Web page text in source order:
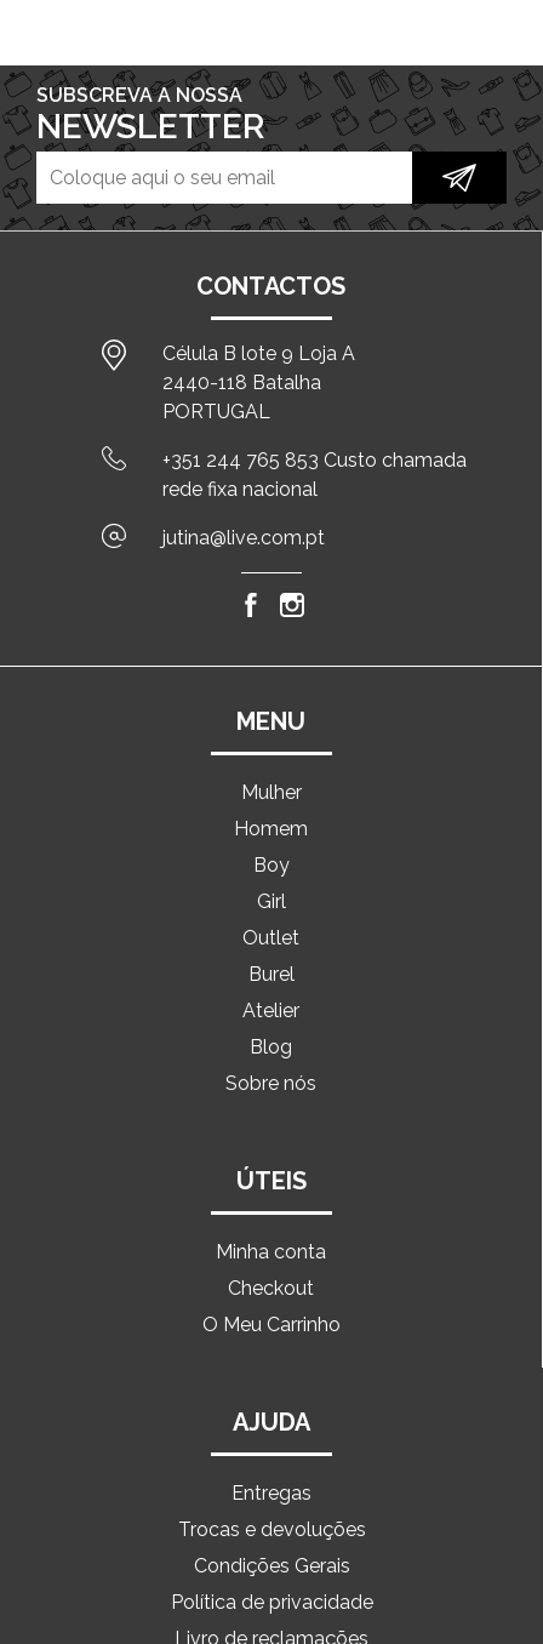
SUBSCREVA A NOSSA
NEWSLETTER
CONTACTOS
Célula B lote 9 Loja A
2440-118 Batalha
PORTUGAL
+351 244 765 853 Custo chamada
rede fixa nacional
jutina@live.com.pt
MENU
Mulher
Homem
Boy
Girl
Outlet
Burel
Atelier
Blog
Sobre nós
ÚTEIS
Minha conta
Checkout
O Meu Carrinho
AJUDA
Entregas
Trocas e devoluções
Condições Gerais
Política de privacidade
Livro de reclamações